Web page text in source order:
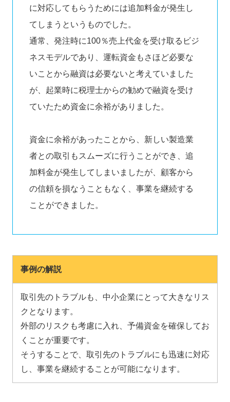
に対応してもらうためには追加料金が発生し
てしまうというものでした。
通常、発注時に100％売上代金を受け取るビジ
ネスモデルであり、運転資金もさほど必要な
いことから融資は必要ないと考えていました
が、起業時に税理士からの勧めで融資を受け
ていたため資金に余裕がありました。
資金に余裕があったことから、新しい製造業
者との取引もスムーズに行うことができ、追
加料金が発生してしまいましたが、顧客から
の信頼を損なうこともなく、事業を継続する
ことができました。
事例の解説
取引先のトラブルも、中小企業にとって大きなリス
クとなります。
外部のリスクも考慮に入れ、予備資金を確保してお
くことが重要です。
そうすることで、取引先のトラブルにも迅速に対応
し、事業を継続することが可能になります。